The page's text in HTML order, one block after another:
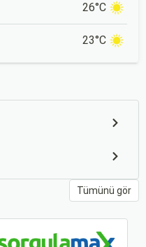
26°C
23°C
Tümünü gör